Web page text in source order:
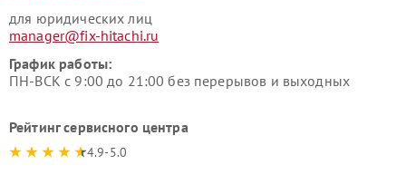
для юридических лиц
manager@fix-hitachi.ru
График работы:
ПН-ВСК с 9:00 до 21:00 без перерывов и выходных
Рейтинг сервисного центра
4.9-5.0